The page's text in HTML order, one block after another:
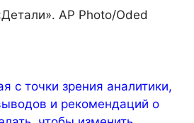
AP Photo/Oded
с точки зрения аналитики,
и рекомендаций о